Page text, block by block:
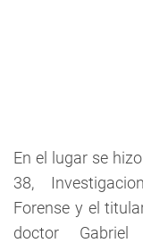
En el lugar se
38,
Forense y el
doctor